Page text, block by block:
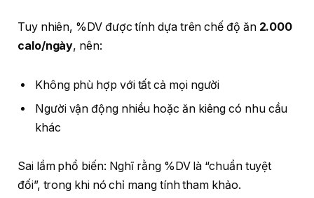
Tuy nhiên, %DV được tính dựa trên chế độ ăn 2.000
calo/ngày, nên:
Không phù hợp với tất cả mọi người
Người vận động nhiều hoặc ăn kiêng có nhu cầu
khác
Sai lầm phổ biến: Nghĩ rằng %DV là “chuẩn tuyệt
đối”, trong khi nó chỉ mang tính tham khảo.